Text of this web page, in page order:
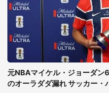
元NBAマイケル・ジョーダ
のオーラダダ漏れ サッカー・